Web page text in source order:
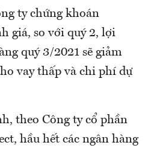
ty chứng khoán
giá, so với quý 2, lợi
quý 3/2021 sẽ giảm
vay thấp và chi phí dự
theo Công ty cổ phần
hầu hết các ngân hàng